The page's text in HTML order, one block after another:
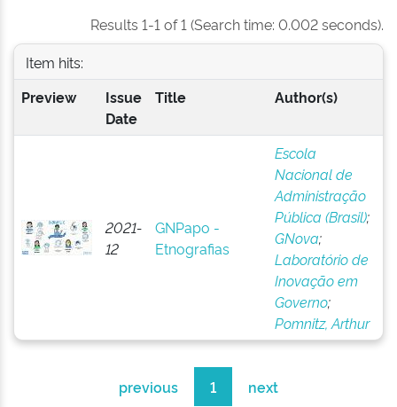
Results 1-1 of 1 (Search time: 0.002 seconds).
Item hits:
Preview
Issue
Date
Title Author(s)
2021-
12
GNPapo -
Etnografias
Escola
Nacional de
Administração
Pública (Brasil);
GNova;
Laboratório de
Inovação em
Governo;
Pomnitz, Arthur
previous 1 next